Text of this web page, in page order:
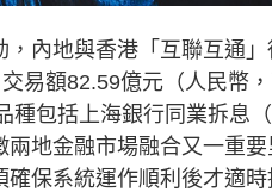
，內地與香港「互聯互通
易額82.59億元（人民幣
包括上海銀行同業拆息
地金融市場融合又一重
保系統運作順利後才適時